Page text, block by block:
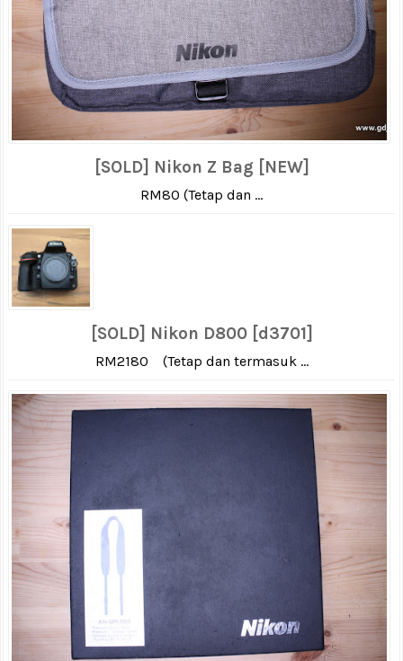
[SOLD] Nikon Z Bag [NEW]
RM80 (Tetap dan ...
[SOLD] Nikon D800 [d3701]
RM2180 (Tetap dan termasuk ...